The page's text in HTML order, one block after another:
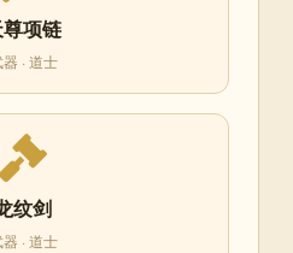
项链
· 道士
纹剑
· 道士